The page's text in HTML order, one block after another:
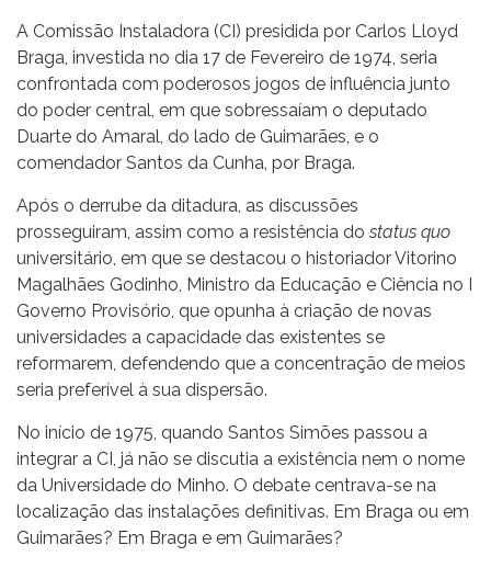
A Comissão Instaladora (CI) presidida por Carlos Lloyd
Braga, investida no dia 17 de Fevereiro de 1974, seria
confrontada com poderosos jogos de influência junto
do poder central, em que sobressaíam o deputado
Duarte do Amaral, do lado de Guimarães, e o
comendador Santos da Cunha, por Braga.
Após o derrube da ditadura, as discussões
prosseguiram, assim como a resistência do status quo
universitário, em que se destacou o historiador Vitorino
Magalhães Godinho, Ministro da Educação e Ciência no I
Governo Provisório, que opunha à criação de novas
universidades a capacidade das existentes se
reformarem, defendendo que a concentração de meios
seria preferível à sua dispersão.
No início de 1975, quando Santos Simões passou a
integrar a CI, já não se discutia a existência nem o nome
da Universidade do Minho. O debate centrava-se na
localização das instalações definitivas. Em Braga ou em
Guimarães? Em Braga e em Guimarães?